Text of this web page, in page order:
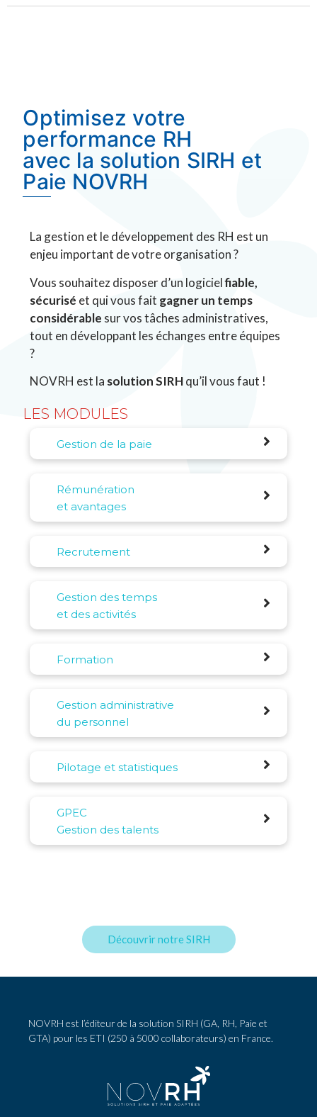
Optimisez votre
performance RH
avec la solution SIRH et
Paie NOVRH
La gestion et le développement des RH est un
enjeu important de votre organisation ?
Vous souhaitez disposer d’un logicielfiable,
sécurisé et qui vous fait gagner un temps
considérable sur vos tâches administratives,
tout en développant les échanges entre équipes
?
NOVRH est la solution SIRHqu’il vous faut !
LES MODULES
Gestion de la paie
Rémunération
et avantages
Recrutement
Gestion des temps
et des activités
Formation
Gestion administrative
du personnel
Pilotage et statistiques
GPEC
Gestion des talents
Découvrir notre SIRH
NOVRH est l’éditeur de la solution SIRH (GA, RH, Paie et
GTA) pour les ETI (250 à 5000 collaborateurs) en France.